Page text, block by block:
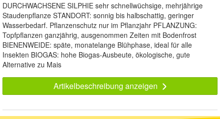
DURCHWACHSENE SILPHIE sehr schnellwüchsige, mehrjährige
Staudenpflanze STANDORT: sonnig bis halbschattig, geringer
Wasserbedarf. Pflanzenschutz nur im Pflanzjahr PFLANZUNG:
Topfpflanzen ganzjährig, ausgenommen Zeiten mit Bodenfrost
BIENENWEIDE: späte, monatelange Blühphase, ideal für alle
Insekten BIOGAS: hohe Biogas-Ausbeute, ökologische, gute
Alternative zu Mais
Artikelbeschreibung anzeigen